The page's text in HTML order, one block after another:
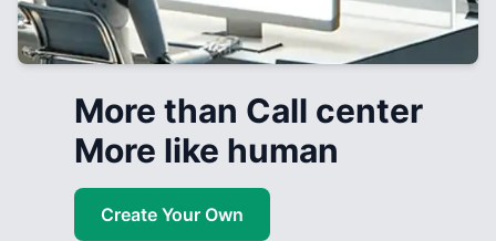
More than Call center
More like human
Create Your Own